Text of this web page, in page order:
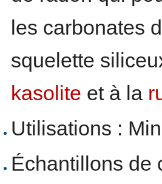
les carbonates
squelette
kasolite et à la
Utilisations :
Échantillons de